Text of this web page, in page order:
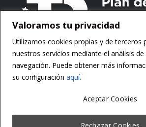
Valoramos tu privacidad
Utilizamos cookies propias y de terceros
nuestros servicios mediante el análisis
navegación. Puede obtener más
su conﬁguración aquí.
Rechazar Cookies
Aceptar Cookies